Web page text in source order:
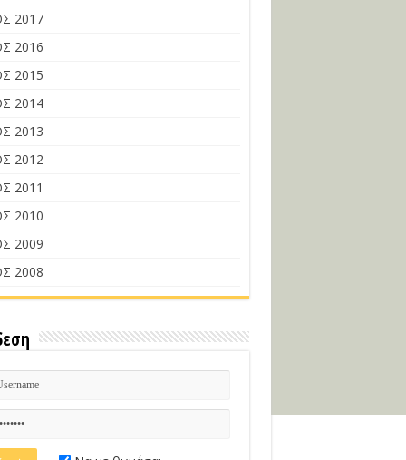
2017
2016
2015
2014
2013
2012
2011
2010
2009
2008